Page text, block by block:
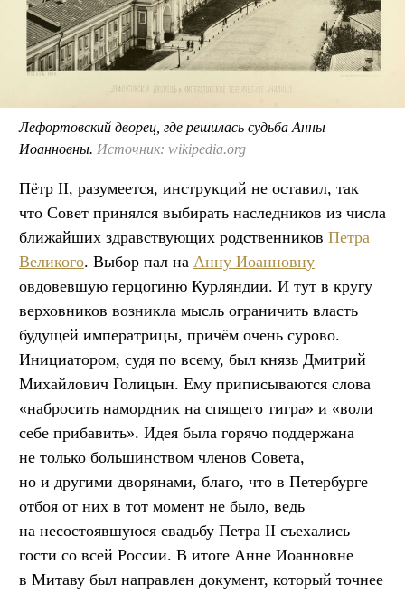
Лефортовский дворец, где решилась судьба Анны
Иоанновны. Источник: wikipedia.org
Пётр II, разумеется, инструкций не оставил, так
что Совет принялся выбирать наследников из числа
ближайших здравствующих родственников Петра
Великого. Выбор пал на Анну Иоанновну —
овдовевшую герцогиню Курляндии. И тут в кругу
верховников возникла мысль ограничить власть
будущей императрицы, причём очень сурово.
Инициатором, судя по всему, был князь Дмитрий
Михайлович Голицын. Ему приписываются слова
«набросить намордник на спящего тигра» и «воли
себе прибавить». Идея была горячо поддержана
не только большинством членов Совета,
но и другими дворянами, благо, что в Петербурге
отбоя от них в тот момент не было, ведь
на несостоявшуюся свадьбу Петра II съехались
гости со всей России. В итоге Анне Иоанновне
в Митаву был направлен документ, который точнее